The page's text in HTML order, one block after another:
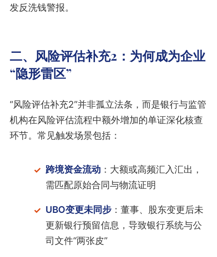
发反洗钱警报。
二、风险评估补充2：为何成为企业
“隐形雷区”
“风险评估补充2”并非孤立法条，而是银行与监管
机构在风险评估流程中额外增加的单证深化核查
环节。常见触发场景包括：
跨境资金流动：大额或高频汇入汇出，
需匹配原始合同与物流证明
UBO变更未同步：董事、股东变更后未
更新银行预留信息，导致银行系统与公
司文件“两张皮”